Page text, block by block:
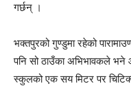
गर्छन् ।
भक्तपुरको गुण्डुमा रहेको
पनि सो ठाउँका अभिभावकले भने
स्कुलको एक सय मिटर पर